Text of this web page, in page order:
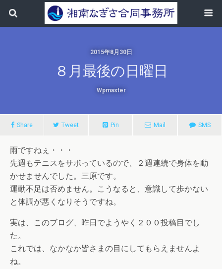
2015年8月30日
８月最後の日曜日
Wpmaster
Share Tweet Pin Mail SMS
雨ですねぇ・・・
先週もテニスをサボっているので、２週連続で身体を動
かせませんでした。三原です。
運動不足は否めません。こうなると、意識して歩かない
と体調が悪くなりそうですね。
実は、このブログ、昨日でようやく２００投稿目でし
た。
これでは、なかなか皆さまの目にしてもらえませんよ
ね。